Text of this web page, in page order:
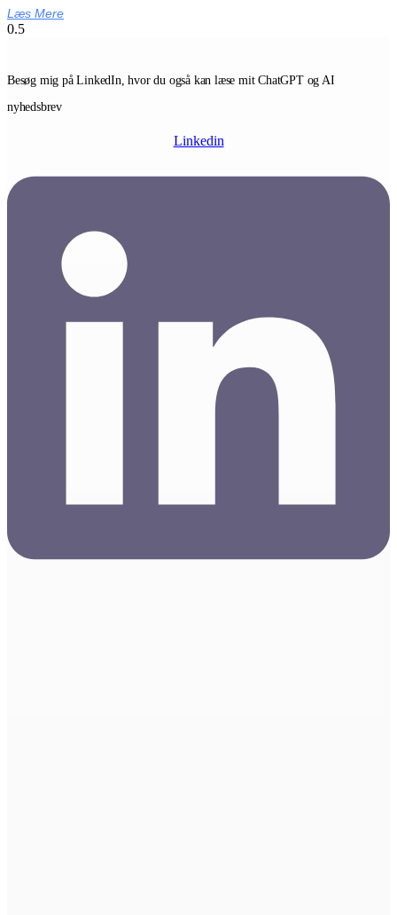
Læs Mere
Besøg mig på LinkedIn, hvor du også kan læse mit ChatGPT og AI
nyhedsbrev
Linkedin